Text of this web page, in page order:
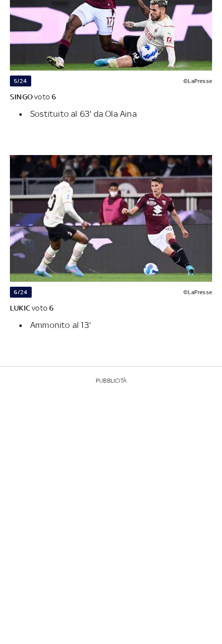
5/24 ©LaPresse
SINGOvoto6
Sostituito al 63' da Ola Aina
6/24 ©LaPresse
LUKICvoto6
Ammonito al 13'
PUBBLICITÀ